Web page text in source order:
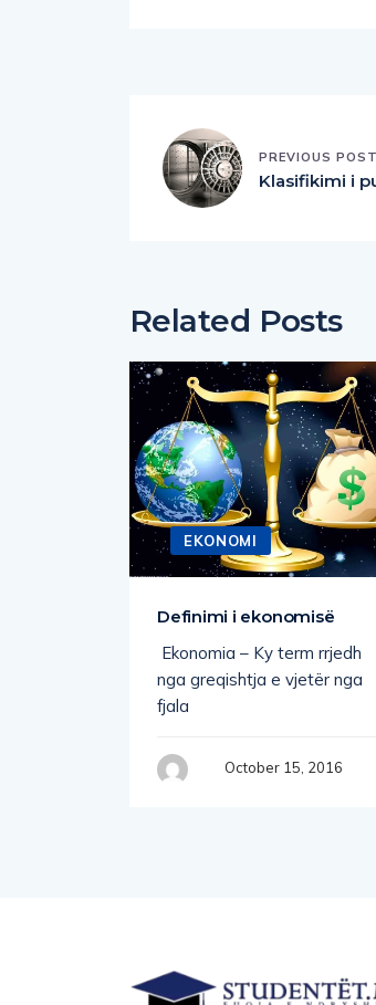
PREVIOUS POST
Klasifikimi i
Related Posts
EKONOMI
Definimi i ekonomisë
Ekonomia – Ky term rrjedh
nga greqishtja e vjetër nga
fjala
October 15, 2016